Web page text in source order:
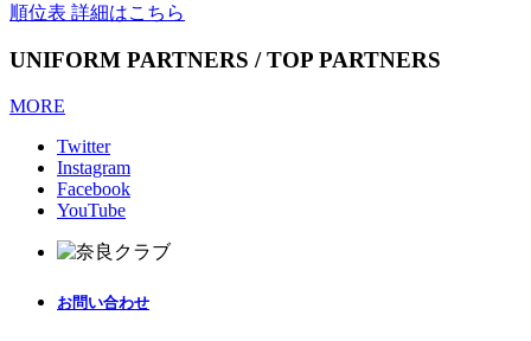
順位表 詳細はこちら
UNIFORM PARTNERS / TOP PARTNERS
MORE
Twitter
Instagram
Facebook
YouTube
お問い合わせ